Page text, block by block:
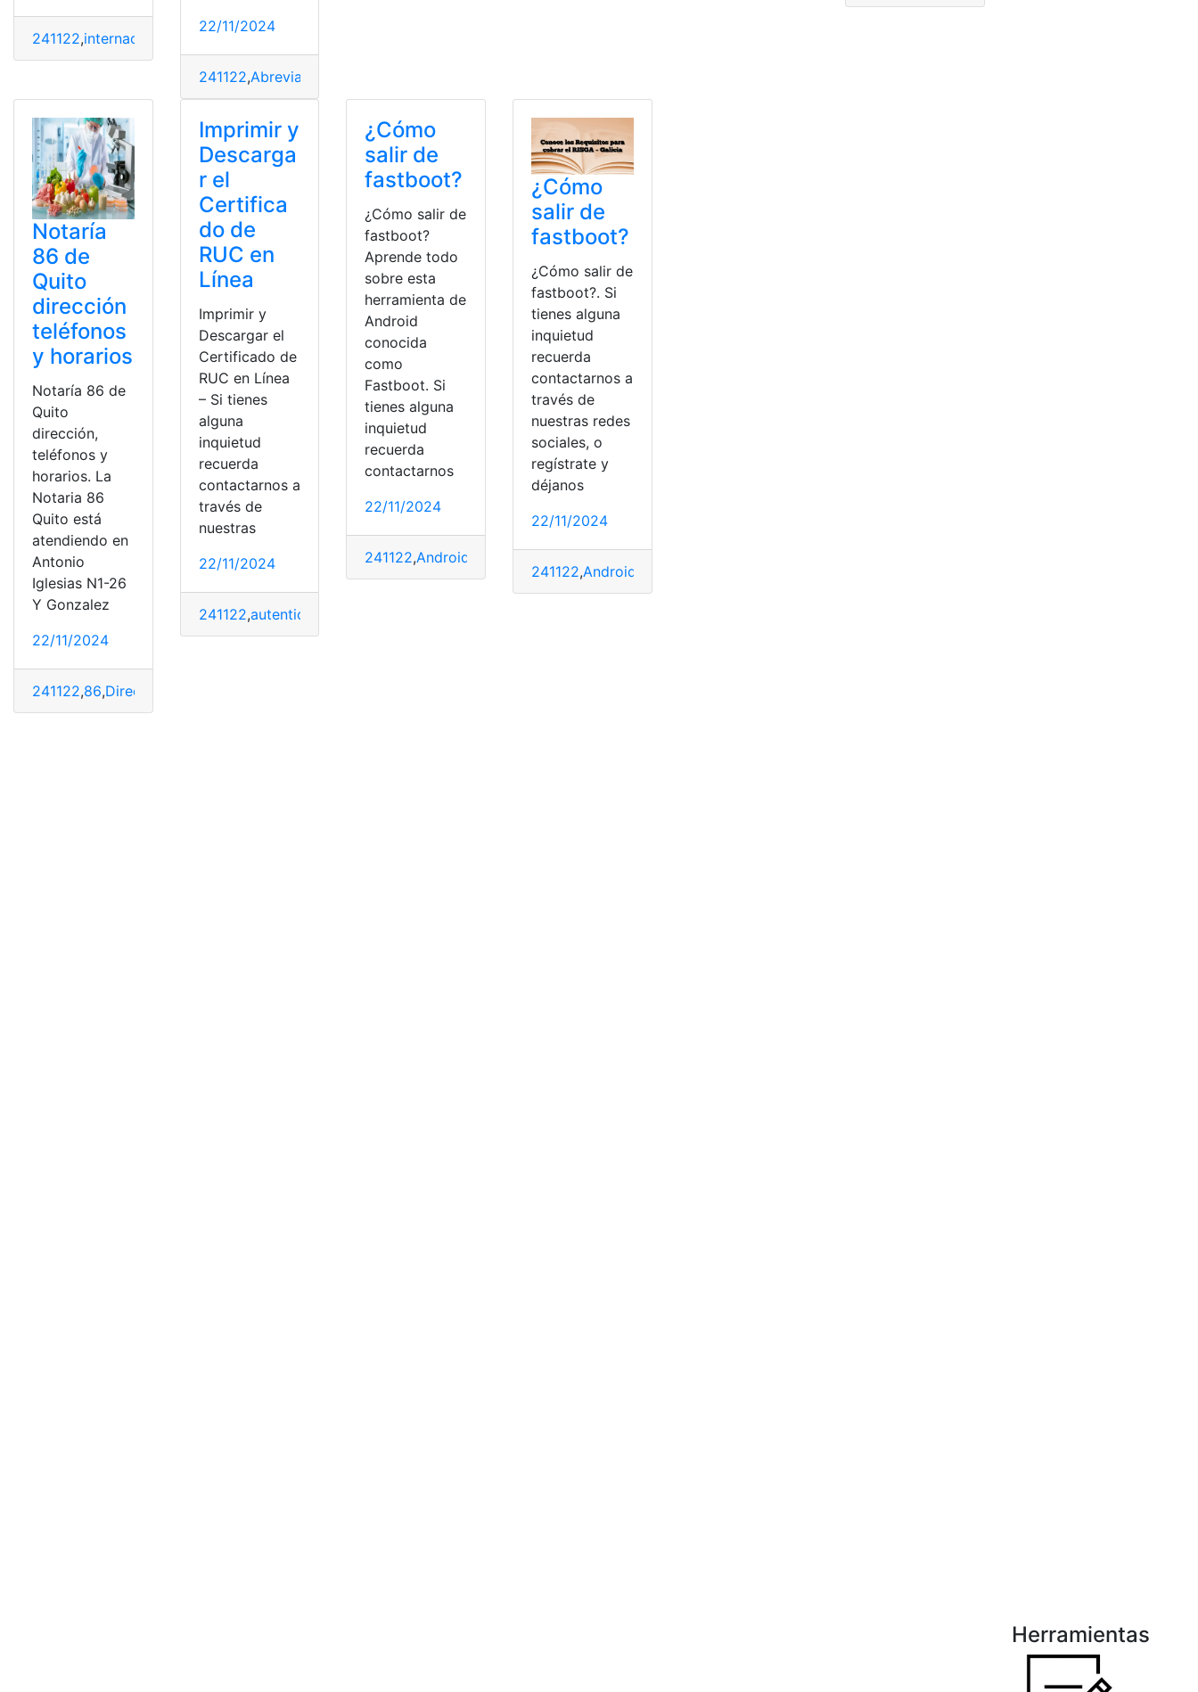
241122,internacionales
22/11/2024
241122,Abreviatura
Notaría
86 de
Quito
dirección
teléfonos
y horarios
Notaría 86 de
Quito
dirección,
teléfonos y
horarios. La
Notaria 86
Quito está
atendiendo en
Antonio
Iglesias N1-26
Y Gonzalez
22/11/2024
241122,86,Dirección
Imprimir y
Descarga
r el
Certifica
do de
RUC en
Línea
Imprimir y
Descargar el
Certificado de
RUC en Línea
– Si tienes
alguna
inquietud
recuerda
contactarnos a
través de
nuestras
22/11/2024
241122,autenticidad
¿Cómo
salir de
fastboot?
¿Cómo salir de
fastboot?
Aprende todo
sobre esta
herramienta de
Android
conocida
como
Fastboot. Si
tienes alguna
inquietud
recuerda
contactarnos
22/11/2024
241122,Android
¿Cómo
salir de
fastboot?
¿Cómo salir de
fastboot?. Si
tienes alguna
inquietud
recuerda
contactarnos a
través de
nuestras redes
sociales, o
regístrate y
déjanos
22/11/2024
241122,Android
Herramientas